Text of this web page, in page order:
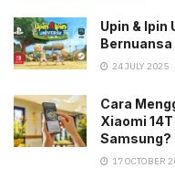
Upin & Ipin
Bernuansa
24 JULY 2025
Cara
Xiaomi
Samsung?
17 OCTOBER